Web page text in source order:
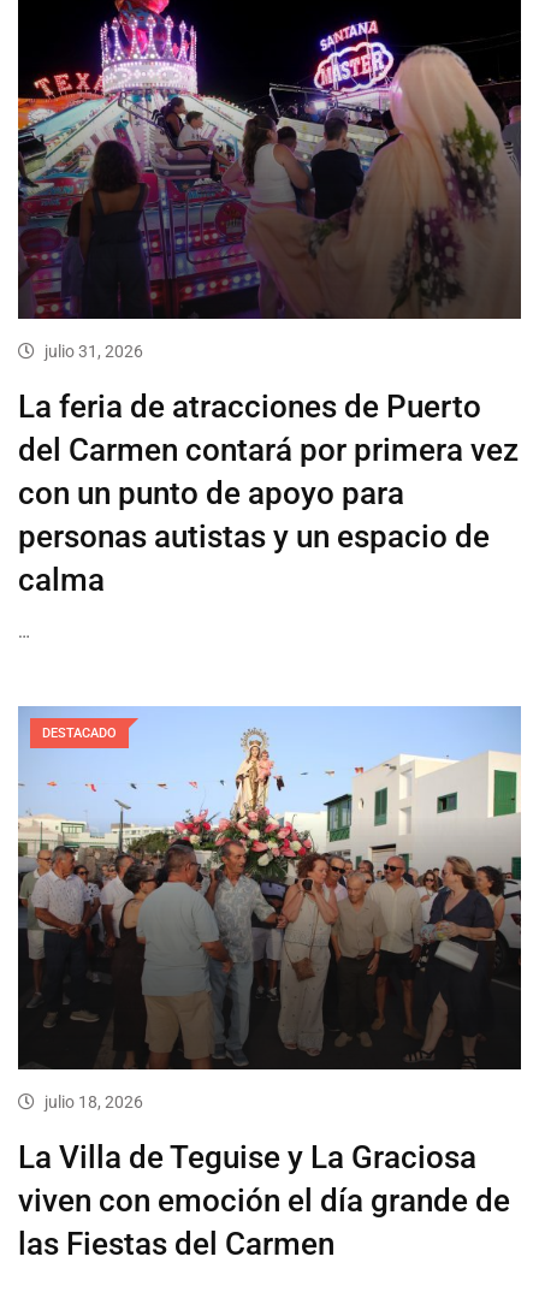
julio 31, 2026
La feria de atracciones de Puerto
del Carmen contará por primera vez
con un punto de apoyo para
personas autistas y un espacio de
calma
…
DESTACADO
julio 18, 2026
La Villa de Teguise y La Graciosa
viven con emoción el día grande de
las Fiestas del Carmen